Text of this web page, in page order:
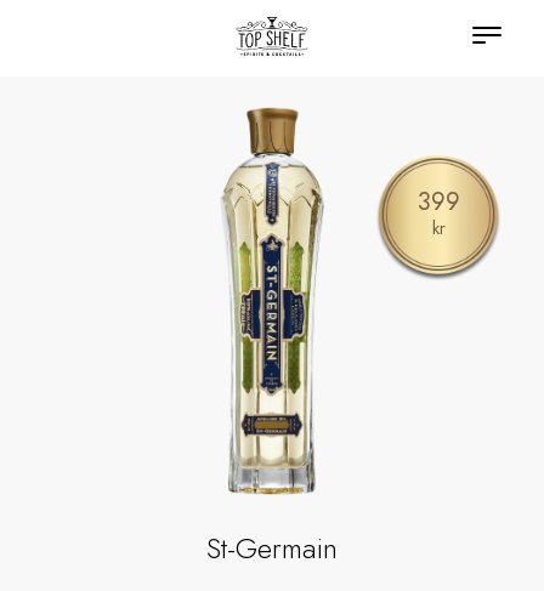
399
kr
St-Germain